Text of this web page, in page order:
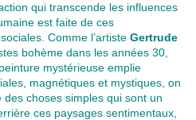
qui transcende les influences
est faite de ces
Comme l’artiste Gertrude
bohème dans les années 30,
mystérieuse emplie
magnétiques et mystiques, on
des choses simples qui sont un
ces paysages sentimentaux,